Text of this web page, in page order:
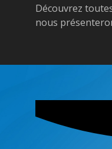
Découvrez
nous